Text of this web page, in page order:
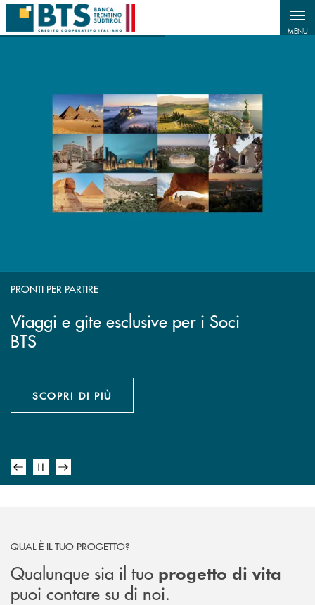
Salta al contenuto principale
MENU
SALVADANAIO INBANK
Mettere da parte piccole somme
per i tuoi progetti è semplice
INIZIA ORA
PRONTI PER PARTIRE
Viaggi e gite esclusive per i Soci
BTS
SCOPRI DI PIÙ
NOLEGGIO CLARIS
Sai sempre quanto spendi, mese
dopo mese
inclusi.
QUAL È IL TUO PROGETTO?
Qualunque sia il tuo progetto di vita
puoi contare su di noi.